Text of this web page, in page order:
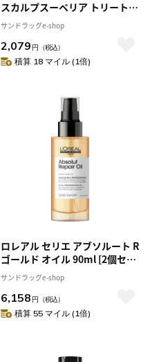
スカルプスーペリア トリートメ
ント 200g
サンドラッグe-shop
2,079 円 （税込）
積算 18 マイル (1倍)
ロレアル セリエ アブソルート R
ゴールド オイル 90ml [2個セッ
ト]
サンドラッグe-shop
6,158 円 （税込）
積算 55 マイル (1倍)